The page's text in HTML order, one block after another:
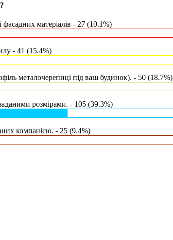
фасадних матеріалів - 27 (10.1%)
- 41 (15.4%)
металочерепиці під ваш будинок). - 50 (18.7%)
розмірами. - 105 (39.3%)
компанією. - 25 (9.4%)